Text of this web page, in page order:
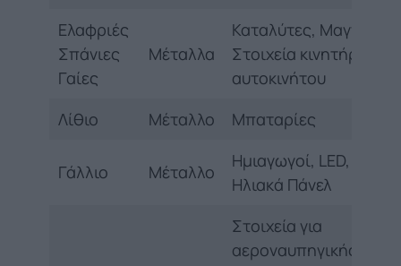
Ελαφριές
Σπάνιες
Γαίες
Μέταλλα
Καταλύτες, Μαγνήτες,
Στοιχεία κινητήρων
αυτοκινήτου
Λίθιο
Μέταλλο Μπαταρίες
Γάλλιο Μέταλλο
Ημιαγωγοί, LED,
Ηλιακά Πάνελ
Στοιχεία για
αεροναυπηγικής και